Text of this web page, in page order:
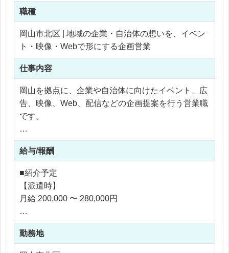
職種
岡山市北区 | 地域の企業・自治体の想いを、イベン
ト・映像・Webで形にする企画営業
仕事内容
岡山を拠点に、企業や自治体に向けたイベント、広
告、映像、Web、配信などの企画提案を行う営業職
です。
クライアントの課題や要望をヒアリングし、
「イベントで集客するのか」
「映像で魅力を伝えるのか」
「Webや広告で情報発信するのか」
「配信や会場運営まで含めてサポートするのか」
同社では、イベント運営、映像制作、Web制作、配
給与/報酬
■紹介予定
【派遣時】
月給 200,000 〜 280,000円
【社員化時】
年収 3,000,000 〜 4,000,000円
勤務地